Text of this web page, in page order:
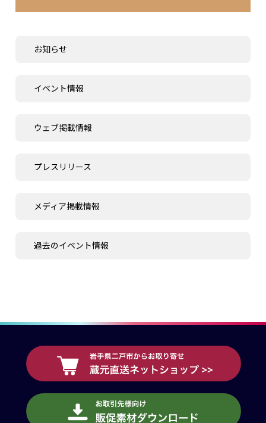
お知らせ
イベント情報
ウェブ掲載情報
プレスリリース
メディア掲載情報
過去のイベント情報